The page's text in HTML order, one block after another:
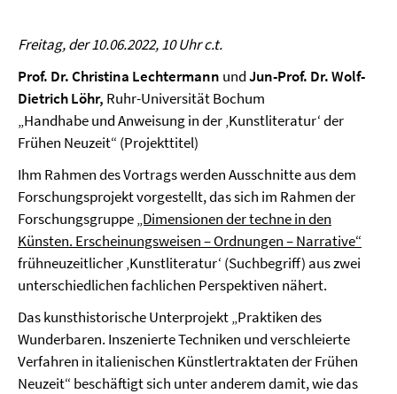
Freitag, der 10.06.2022, 10 Uhr c.t.
Prof. Dr. Christina Lechtermann undJun-Prof. Dr. Wolf-
Dietrich Löhr, Ruhr-Universität Bochum
„Handhabe und Anweisung in der ‚Kunstliteratur‘ der
Frühen Neuzeit“ (Projekttitel)
Ihm Rahmen des Vortrags werden Ausschnitte aus dem
Forschungsprojekt vorgestellt, das sich im Rahmen der
Forschungsgruppe„Dimensionen der techne in den
Künsten. Erscheinungsweisen – Ordnungen – Narrative“
frühneuzeitlicher ‚Kunstliteratur‘ (Suchbegriff) aus zwei
unterschiedlichen fachlichen Perspektiven nähert.
Das kunsthistorische Unterprojekt „Praktiken des
Wunderbaren. Inszenierte Techniken und verschleierte
Verfahren in italienischen Künstlertraktaten der Frühen
Neuzeit“ beschäftigt sich unter anderem damit, wie das